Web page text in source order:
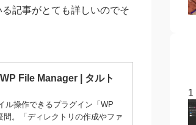
記事がとても詳しいのでそ
File Manager | タルト
ル操作できるプラグイン「WP
。「ディレクトリの作成やファ